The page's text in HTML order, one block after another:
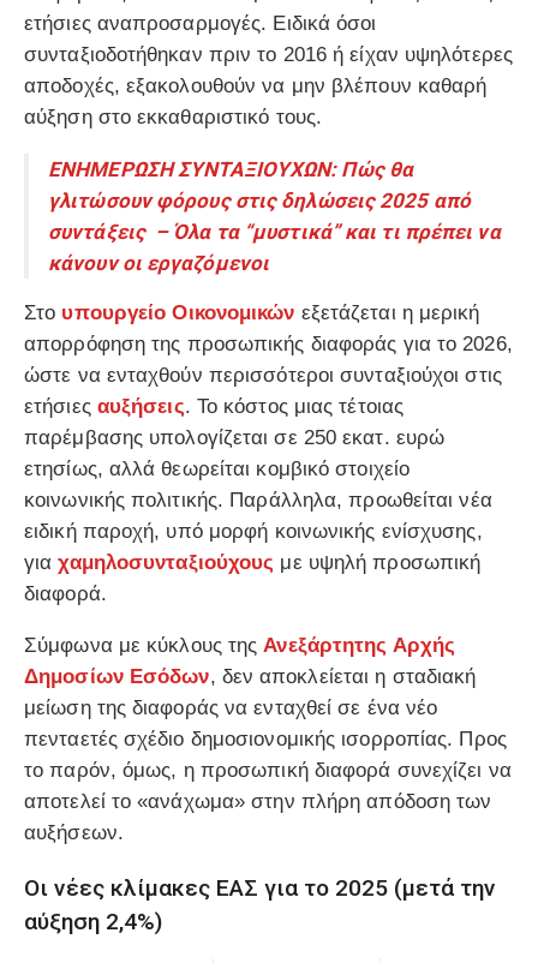
ετήσιες αναπροσαρμογές. Ειδικά όσοι
συνταξιοδοτήθηκαν πριν το 2016 ή είχαν υψηλότερες
αποδοχές, εξακολουθούν να μην βλέπουν καθαρή
αύξηση στο εκκαθαριστικό τους.
ΕΝΗΜΕΡΩΣΗ ΣΥΝΤΑΞΙΟΥΧΩΝ: Πώς θα
γλιτώσουν φόρους στις δηλώσεις 2025 από
συντάξεις – Όλα τα “μυστικά” και τι πρέπει να
κάνουν οι εργαζόμενοι
Στο υπουργείο Οικονομικών εξετάζεται η μερική
απορρόφηση της προσωπικής διαφοράς για το 2026,
ώστε να ενταχθούν περισσότεροι συνταξιούχοι στις
ετήσιες αυξήσεις. Το κόστος μιας τέτοιας
παρέμβασης υπολογίζεται σε 250 εκατ. ευρώ
ετησίως, αλλά θεωρείται κομβικό στοιχείο
κοινωνικής πολιτικής. Παράλληλα, προωθείται νέα
ειδική παροχή, υπό μορφή κοινωνικής ενίσχυσης,
γιαχαμηλοσυνταξιούχους με υψηλή προσωπική
διαφορά.
Σύμφωνα με κύκλους τηςΑνεξάρτητης Αρχής
Δημοσίων Εσόδων, δεν αποκλείεται η σταδιακή
μείωση της διαφοράς να ενταχθεί σε ένα νέο
πενταετές σχέδιο δημοσιονομικής ισορροπίας. Προς
το παρόν, όμως, η προσωπική διαφορά συνεχίζει να
αποτελεί το «ανάχωμα» στην πλήρη απόδοση των
αυξήσεων.
Οι νέες κλίμακες ΕΑΣ για το 2025 (μετά την
αύξηση 2,4%)